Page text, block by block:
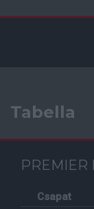
Tabella
PREMIER
Csapat